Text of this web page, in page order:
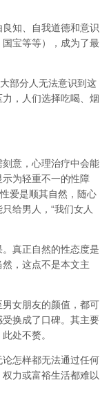
知、自我道德和意识
宝等等），成为了最
部分人无法意识到这
，人们选择吃喝、烟
意，心理治疗中会能
为轻重不一的性障
爱是顺其自然，随心
给男人， “我们女人
真正自然的性态度是
，这点不是本文主
女朋友的颜值，都可
换成了口碑。其主要
处不赘。
怎样都无法通过任何
力或富裕生活都难以